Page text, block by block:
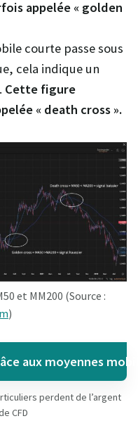
appelée « golden
courte passe sous
cela indique un
Cette figure
« death cross ».
et MM200 (Source :
)
aux moyennes
perdent de l’argent
CFD